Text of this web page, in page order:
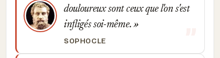
douloureux sont ceux que l'on s'est
infligés soi-même.
SOPHOCLE